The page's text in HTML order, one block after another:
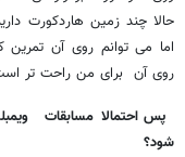
حالا چند زمین هاردکورت
اما می توانم روی آن تمرین
روی آن برای من راحت تر
پس احتمالا مسابقات
شود؟